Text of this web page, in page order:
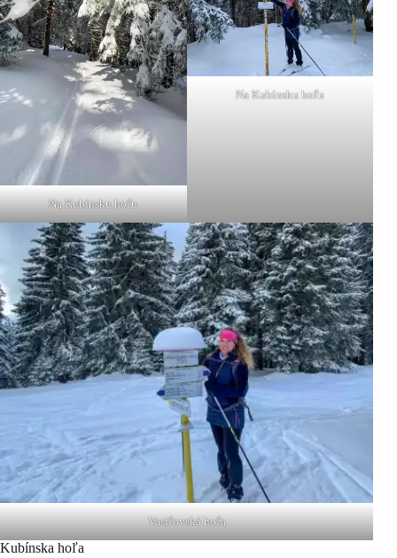
Na Kubínsku hoľu
Na Kubínsku hoľu
Vasiľovská hoľa
Kubínska hoľa